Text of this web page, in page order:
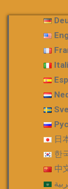
日
한
中